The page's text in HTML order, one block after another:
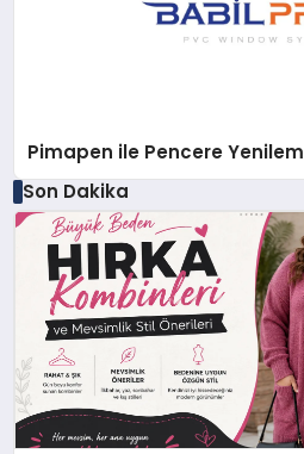
Pimapen ile Pencere
Son Dakika